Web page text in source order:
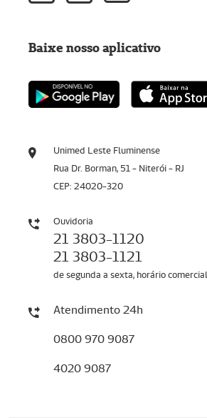
Unimed Leste Fluminense
Rua Dr. Borman, 51 - Niterói - RJ
CEP: 24020-320
Ouvidoria
21 3803-1120
21 3803-1121
de segunda a sexta, horário comercial
Atendimento 24h
0800 970 9087
4020 9087
Baixe nosso aplicativo